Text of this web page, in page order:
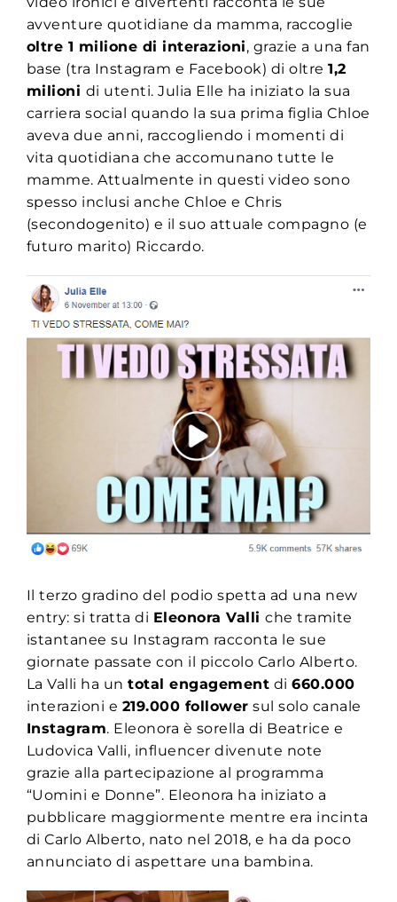
avventure quotidiane da mamma, raccoglie
oltre 1 milione di interazioni, grazie a una fan
base (tra Instagram e Facebook) di oltre1,2
milioni di utenti. Julia Elle ha iniziato la sua
carriera social quando la sua prima figlia Chloe
aveva due anni, raccogliendo i momenti di
vita quotidiana che accomunano tutte le
mamme. Attualmente in questi video sono
spesso inclusi anche Chloe e Chris
(secondogenito) e il suo attuale compagno (e
futuro marito) Riccardo.
Il terzo gradino del podio spetta ad una new
entry: si tratta di Eleonora Valliche tramite
istantanee su Instagram racconta le sue
giornate passate con il piccolo Carlo Alberto.
La Valli ha untotal engagement di660.000
interazioni e 219.000 follower sul solo canale
Instagram. Eleonora è sorella di Beatrice e
Ludovica Valli, influencer divenute note
grazie alla partecipazione al programma
“Uomini e Donne”. Eleonora ha iniziato a
pubblicare maggiormente mentre era incinta
di Carlo Alberto, nato nel 2018, e ha da poco
annunciato di aspettare una bambina.